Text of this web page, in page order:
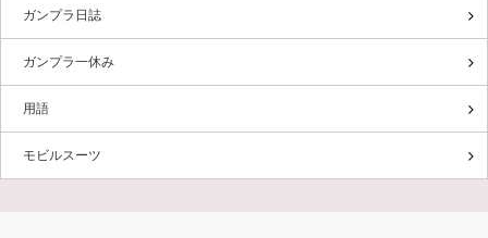
ガンプラ日誌
ガンプラ一休み
用語
モビルスーツ